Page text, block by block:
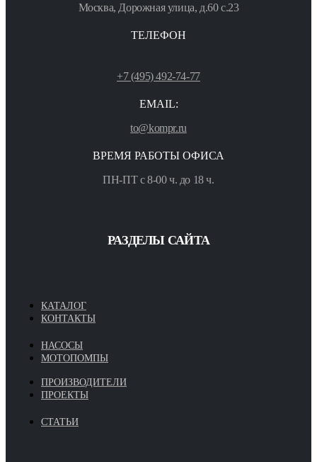
Москва, Дорожная улица, д.60 с.23
ТЕЛЕФОН
+7 (495) 492-74-77
EMAIL:
to@kompr.ru
ВРЕМЯ РАБОТЫ ОФИСА
ПН-ПТ с 8-00 ч. до 18 ч.
РАЗДЕЛЫ САЙТА
КАТАЛОГ
КОНТАКТЫ
НАСОСЫ
МОТОПОМПЫ
ПРОИЗВОДИТЕЛИ
ПРОЕКТЫ
СТАТЬИ